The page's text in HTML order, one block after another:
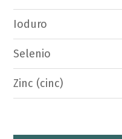
Ioduro
Selenio
Zinc (cinc)